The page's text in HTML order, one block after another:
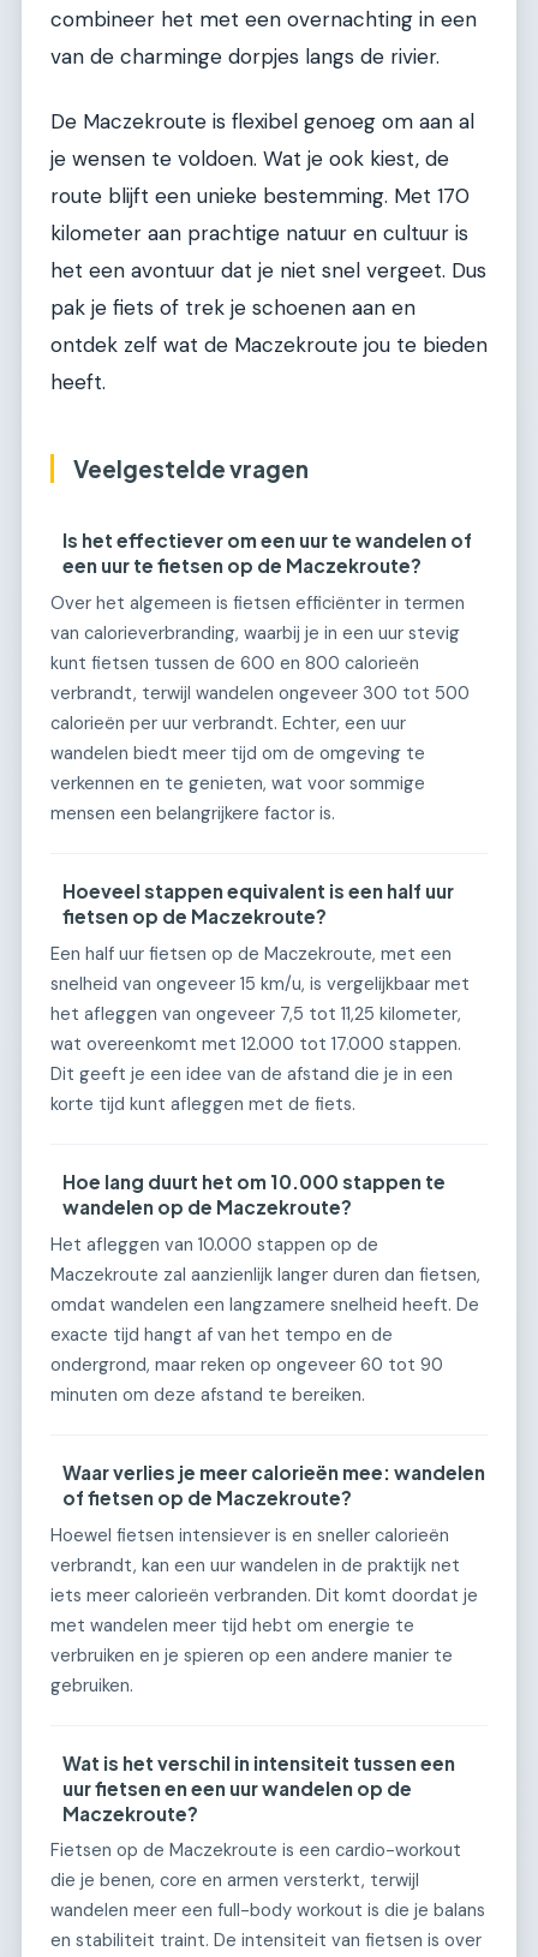
combineer het met een overnachting in een
van de charminge dorpjes langs de rivier.
De Maczekroute is flexibel genoeg om aan al
je wensen te voldoen. Wat je ook kiest, de
route blijft een unieke bestemming. Met 170
kilometer aan prachtige natuur en cultuur is
het een avontuur dat je niet snel vergeet. Dus
pak je fiets of trek je schoenen aan en
ontdek zelf wat de Maczekroute jou te bieden
heeft.
Veelgestelde vragen
Is het effectiever om een uur te wandelen of
een uur te fietsen op de Maczekroute?
Over het algemeen is fietsen efficiënter in termen
van calorieverbranding, waarbij je in een uur stevig
kunt fietsen tussen de 600 en 800 calorieën
verbrandt, terwijl wandelen ongeveer 300 tot 500
calorieën per uur verbrandt. Echter, een uur
wandelen biedt meer tijd om de omgeving te
verkennen en te genieten, wat voor sommige
mensen een belangrijkere factor is.
Hoeveel stappen equivalent is een half uur
fietsen op de Maczekroute?
Een half uur fietsen op de Maczekroute, met een
snelheid van ongeveer 15 km/u, is vergelijkbaar met
het afleggen van ongeveer 7,5 tot 11,25 kilometer,
wat overeenkomt met 12.000 tot 17.000 stappen.
Dit geeft je een idee van de afstand die je in een
korte tijd kunt afleggen met de fiets.
Hoe lang duurt het om 10.000 stappen te
wandelen op de Maczekroute?
Het afleggen van 10.000 stappen op de
Maczekroute zal aanzienlijk langer duren dan fietsen,
omdat wandelen een langzamere snelheid heeft. De
exacte tijd hangt af van het tempo en de
ondergrond, maar reken op ongeveer 60 tot 90
minuten om deze afstand te bereiken.
Waar verlies je meer calorieën mee: wandelen
of fietsen op de Maczekroute?
Hoewel fietsen intensiever is en sneller calorieën
verbrandt, kan een uur wandelen in de praktijk net
iets meer calorieën verbranden. Dit komt doordat je
met wandelen meer tijd hebt om energie te
verbruiken en je spieren op een andere manier te
gebruiken.
Wat is het verschil in intensiteit tussen een
uur fietsen en een uur wandelen op de
Maczekroute?
Fietsen op de Maczekroute is een cardio-workout
die je benen, core en armen versterkt, terwijl
wandelen meer een full-body workout is die je balans
en stabiliteit traint. De intensiteit van fietsen is over